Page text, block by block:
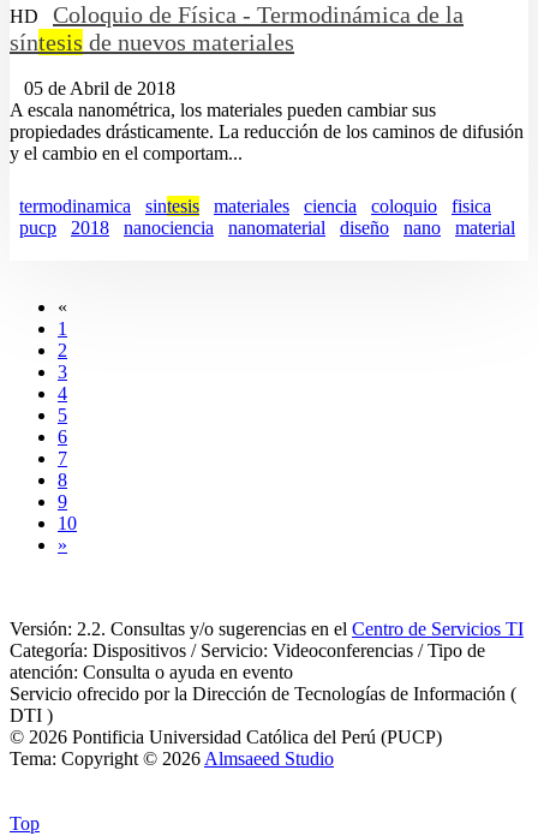
HD
Coloquio de Física - Termodinámica de la
síntesis de nuevos materiales
05 de Abril de 2018
A escala nanométrica, los materiales pueden cambiar sus
propiedades drásticamente. La reducción de los caminos de difusión
y el cambio en el comportam...
termodinamica sintesis materiales ciencia coloquio
fisica
pucp
2018 nanociencia nanomaterial diseño nano material
«
1
2
3
4
5
6
7
8
9
10
»
Versión: 2.2. Consultas y/o sugerencias en el Centro de Servicios TI
Categoría: Dispositivos / Servicio: Videoconferencias / Tipo de
atención: Consulta o ayuda en evento
Servicio ofrecido por la Dirección de Tecnologías de Información (
DTI )
© 2026 Pontificia Universidad Católica del Perú (PUCP)
Tema: Copyright © 2026 Almsaeed Studio
Top